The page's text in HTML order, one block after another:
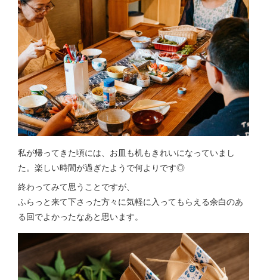
私が帰ってきた頃には、お皿も机もきれいになっていまし
た。楽しい時間が過ぎたようで何よりです◎
終わってみて思うことですが、
ふらっと来て下さった方々に気軽に入ってもらえる余白のあ
る回でよかったなあと思います。